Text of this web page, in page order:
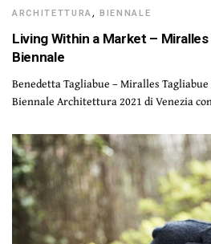
ARCHITETTURA, BIENNALE
Living Within a Market – Miralles
Biennale
Benedetta Tagliabue – Miralles
Biennale Architettura 2021 di Venezia